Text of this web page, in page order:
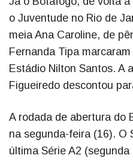
o Juventude no Rio de
meia Ana Caroline, de
Fernanda Tipa
Estádio Nilton Santos. A
Figueiredo descontou
A rodada de abertura do
na segunda-feira (16). O
última Série A2